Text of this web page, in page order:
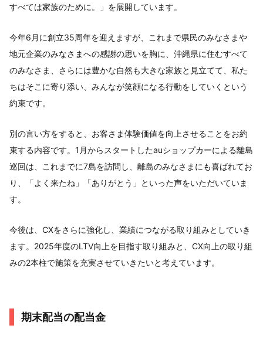
すべては家族のために。」を展開しています。
今年6月に創立35周年を迎えますが、これまで県民のみなさまや
地元企業のみなさまへの感謝の思いを胸に、沖縄県に住むすべて
のみなさま、さらには豊かな自然も大きな家族と見立てて、私た
ちはそこに寄り添い、みんなが笑顔になる行動をしていくという
約束です。
別の言い方をすると、お客さま体験価値を向上させることをお約
束する内容です。1月からスタートしたauショップカーによる離島
巡回は、これまでに7島を訪問し、離島のみなさまにも喜ばれてお
り、「よく来たね」「ありがとう」といった声をいただいていま
す。
今後は、CXをさらに強化し、業績につながる取り組みとしていき
ます。2025年度のLTV向上を目指す取り組みと、CX向上の取り組
みの2本柱で施策を充実させていきたいと考えています。
期末配当の配当金